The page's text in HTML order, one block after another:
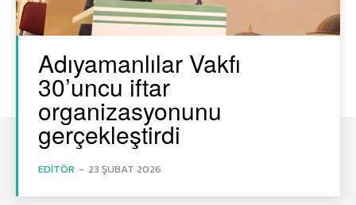
Adıyamanlılar Vakfı
30’uncu iftar
organizasyonunu
gerçekleştirdi
EDITÖR - 23 ŞUBAT 2026